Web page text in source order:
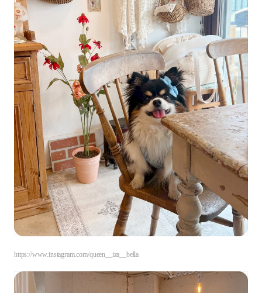
https://www.instagram.com/queen__iza__bella